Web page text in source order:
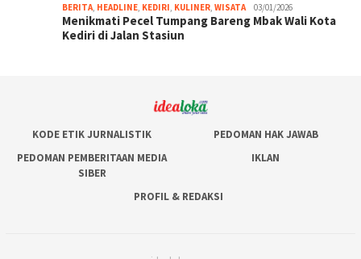
BERITA HEADLINE KEDIRI KULINER WISATA 03/01/2026
Menikmati Pecel Tumpang Bareng Mbak Wali Kota
Kediri di Jalan Stasiun
KODE ETIK JURNALISTIK
PEDOMAN HAK JAWAB
PEDOMAN PEMBERITAAN MEDIA
SIBER
IKLAN
PROFIL & REDAKSI